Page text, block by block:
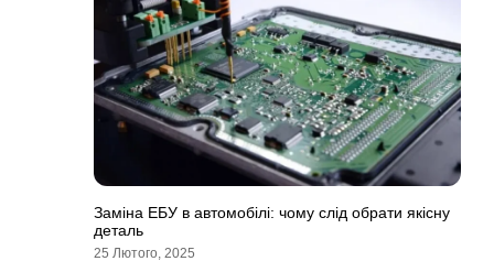
Заміна ЕБУ в автомобілі: чому слід обрати якісну
деталь
25 Лютого, 2025